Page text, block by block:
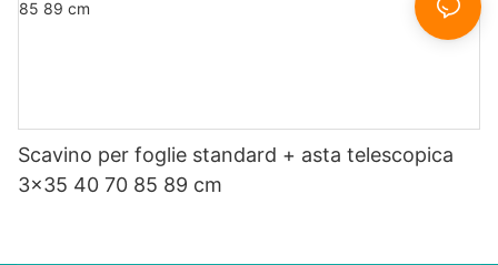
Scavino per foglie standard + asta telescopica
3x35 40 70 85 89 cm